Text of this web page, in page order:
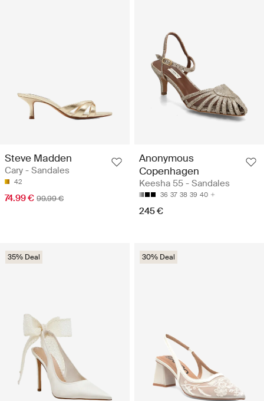
Steve Madden
Cary - Sandales
42
74.99 € 99.99 €
Anonymous
Copenhagen
Keesha 55 - Sandales
36 37 38 39 40
245 €
35% Deal 30% Deal